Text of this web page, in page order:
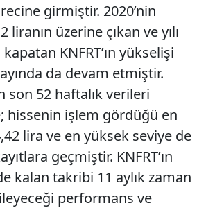
girmiştir. 2020’nin
liranın üzerine çıkan ve yılı
KNFRT’ın yükselişi
ayında da devam etmiştir.
son 52 haftalık verileri
hissenin işlem gördüğü en
lira ve en yüksek seviye de
geçmiştir. KNFRT’ın
kalan takribi 11 aylık zaman
performans ve